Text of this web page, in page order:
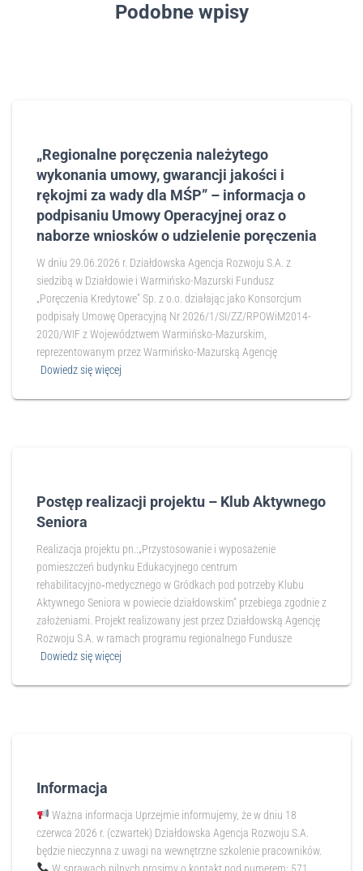
Podobne wpisy
„Regionalne poręczenia należytego
wykonania umowy, gwarancji jakości i
rękojmi za wady dla MŚP” – informacja o
podpisaniu Umowy Operacyjnej oraz o
naborze wniosków o udzielenie poręczenia
W dniu 29.06.2026 r. Działdowska Agencja Rozwoju S.A. z
siedzibą w Działdowie i Warmińsko-Mazurski Fundusz
„Poręczenia Kredytowe” Sp. z o.o. działając jako Konsorcjum
podpisały Umowę Operacyjną Nr 2026/1/SI/ZZ/RPOWiM2014-
2020/WIF z Województwem Warmińsko-Mazurskim,
reprezentowanym przez Warmińsko-Mazurską Agencję
Dowiedz się więcej
Postęp realizacji projektu – Klub Aktywnego
Seniora
Realizacja projektu pn.:„Przystosowanie i wyposażenie
pomieszczeń budynku Edukacyjnego centrum
rehabilitacyjno‑medycznego w Gródkach pod potrzeby Klubu
Aktywnego Seniora w powiecie działdowskim” przebiega zgodnie z
założeniami. Projekt realizowany jest przez Działdowską Agencję
Rozwoju S.A. w ramach programu regionalnego Fundusze
Dowiedz się więcej
Informacja
Ważna informacja Uprzejmie informujemy, że w dniu 18
czerwca 2026 r. (czwartek) Działdowska Agencja Rozwoju S.A.
będzie nieczynna z uwagi na wewnętrzne szkolenie pracowników.